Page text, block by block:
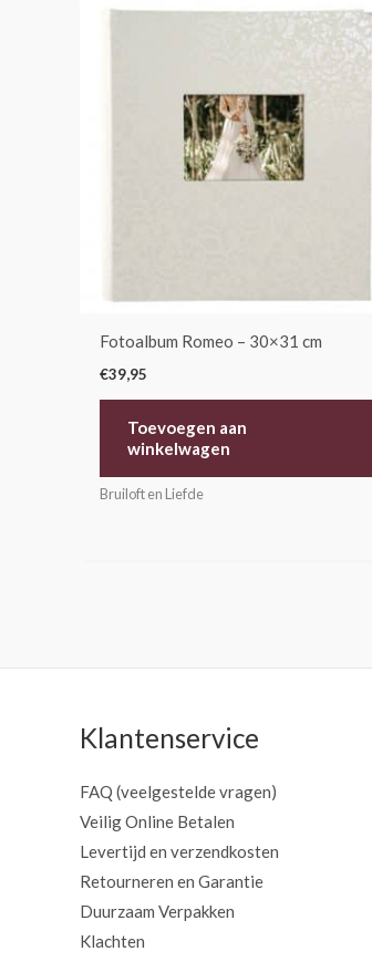
Fotoalbum Romeo – 30×31 cm
€39,95
Toevoegen aan
winkelwagen
Bruiloft en Liefde
Klantenservice
FAQ (veelgestelde vragen)
Veilig Online Betalen
Levertijd en verzendkosten
Retourneren en Garantie
Duurzaam Verpakken
Klachten